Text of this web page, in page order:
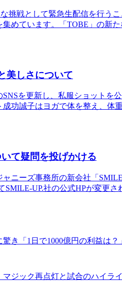
挑戦として緊急生配信を行う
めています。「TOBE」の新
美しさについて
を更新し、私服ショットを
功誠子はヨガで体を整え、体
て疑問を投げかける
ニーズ事務所の新会社「
UP.社の公式HPが変更
き「1日で1000億円の利益は？
ジック再点灯と試合のハイラ